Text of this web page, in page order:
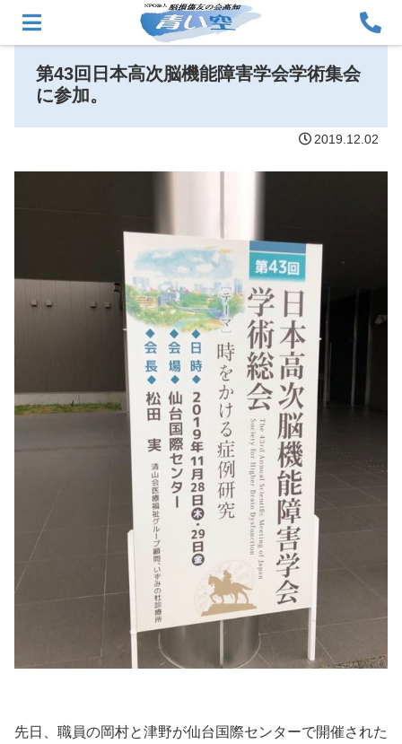
第43回日本高次脳機能障害学会学術集会
に参加。
2019.12.02
先日、職員の岡村と津野が仙台国際センターで開催された